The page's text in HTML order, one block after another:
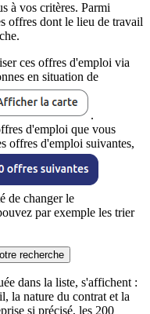
à vos critères. Parmi
offres dont le lieu de travail
ces offres d'emploi via
en situation de
.
d'emploi que vous
offres d'emploi suivantes,
de changer le
par exemple les trier
recherche
dans la liste, s'affichent :
la nature du contrat et la
si précisé, les 200